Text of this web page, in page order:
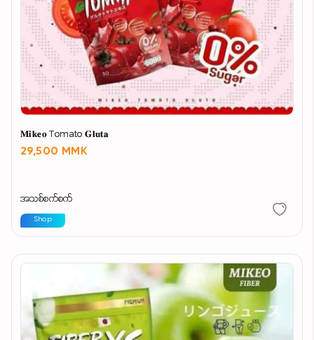
𝐌𝐢𝐤𝐞𝐨 Tomato 𝐆𝐥𝐮𝐭𝐚
29,500 MMK
အသစ်စက်စက်
Shop